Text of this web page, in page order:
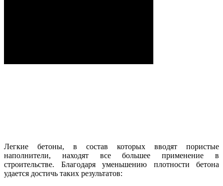
Легкие бетоны, в состав которых вводят пористые
наполнители, находят все большее применение в
строительстве. Благодаря уменьшению плотности бетона
удается достичь таких результатов: